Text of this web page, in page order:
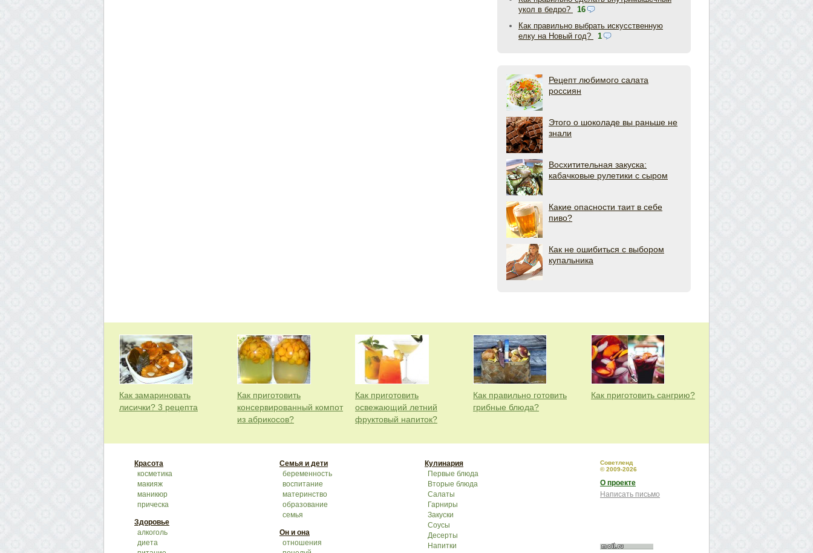
укол в бедро?
16
Как правильно выбрать искусственную
елку на Новый год?
1
Рецепт любимого салата
россиян
Этого о шоколаде вы раньше не
знали
Восхитительная закуска:
кабачковые рулетики с сыром
Какие опасности таит в себе
пиво?
Как не ошибиться с выбором
купальника
Как замариновать
лисички? 3 рецепта
Как приготовить
консервированный компот
из абрикосов?
Как приготовить
освежающий летний
фруктовый напиток?
Как правильно готовить
грибные блюда?
Как приготовить сангрию?
Красота
косметика
макияж
маникюр
прическа
Здоровье
алкоголь
диета
Семья и дети
беременность
воспитание
материнство
образование
семья
Он и она
отношения
Кулинария
Первые блюда
Вторые блюда
Салаты
Гарниры
Закуски
Соусы
Десерты
Напитки
Советленд
© 2009-2026
О проекте
Написать письмо